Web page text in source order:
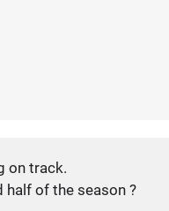
on track.
half of the season ?